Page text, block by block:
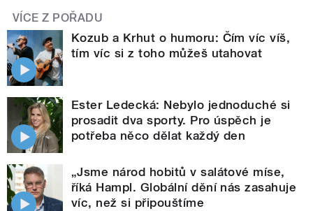
VÍCE Z POŘADU
Kozub a Krhut o humoru: Čím víc víš,
tím víc si z toho můžeš utahovat
Ester Ledecká: Nebylo jednoduché si
prosadit dva sporty. Pro úspěch je
potřeba něco dělat každý den
„Jsme národ hobitů v salátové míse,
říká Hampl. Globální dění nás zasahuje
víc, než si připouštíme